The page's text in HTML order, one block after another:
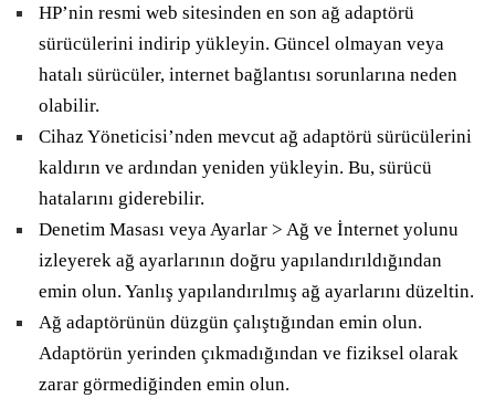
HP’nin resmi web sitesinden en son ağ adaptörü
sürücülerini indirip yükleyin. Güncel olmayan veya
hatalı sürücüler, internet bağlantısı sorunlarına neden
olabilir.
Cihaz Yöneticisi’nden mevcut ağ adaptörü sürücülerini
kaldırın ve ardından yeniden yükleyin. Bu, sürücü
hatalarını giderebilir.
Denetim Masası veya Ayarlar > Ağ ve İnternet yolunu
izleyerek ağ ayarlarının doğru yapılandırıldığından
emin olun. Yanlış yapılandırılmış ağ ayarlarını düzeltin.
Ağ adaptörünün düzgün çalıştığından emin olun.
Adaptörün yerinden çıkmadığından ve fiziksel olarak
zarar görmediğinden emin olun.